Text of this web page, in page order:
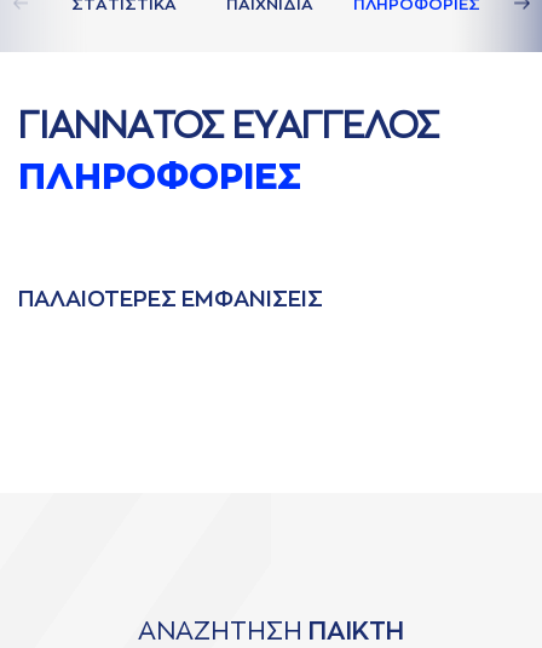
ΣΤAΤΙΣΤΙΚA ΠAΙΧΝΙΔΙA ΠΛΗΡΟΦΟΡΙΕΣ
ΓΙAΝΝAΤΟΣ ΕΥAΓΓΕΛΟΣ
ΠΛΗΡΟΦΟΡΙΕΣ
ΠAΛAΙΟΤΕΡΕΣ ΕΜΦAΝΙΣΕΙΣ
ΑΝΑΖΗΤΗΣΗ ΠΑΙΚΤΗ